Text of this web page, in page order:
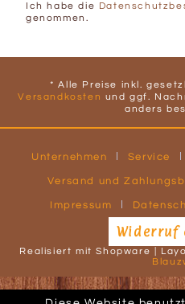
Ich habe die
genommen.
* Alle Preise inkl.
Versandkosten und ggf.
anders
Unternehmen Service
Versand und
Impressum
Widerruf
Realisiert mit Shopware |